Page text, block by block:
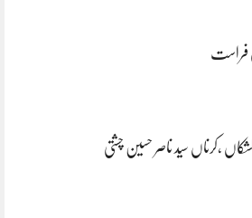
فراست
،کرناں سید ناصر حسین چشتی